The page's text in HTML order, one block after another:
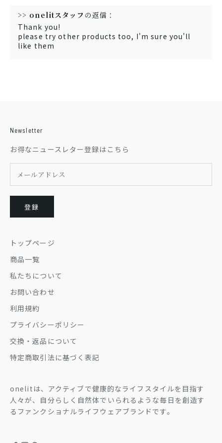
>> onelitスタッフ の返信：
Thank you!
please try other products too, I'm sure you'll
like them
Newsletter
お得なニュースレター登録はこちら
登録
トップページ
商品一覧
私たちについて
お問い合わせ
利用規約
プライバシーポリシー
交換・返品について
特定商取引法に基づく表記
onelitは、アクティブで健康的なライフスタイルを目指す
人々が、自分らしく自然体でいられるような毎日を創造す
るファンクショナルライフウェアブランドです。